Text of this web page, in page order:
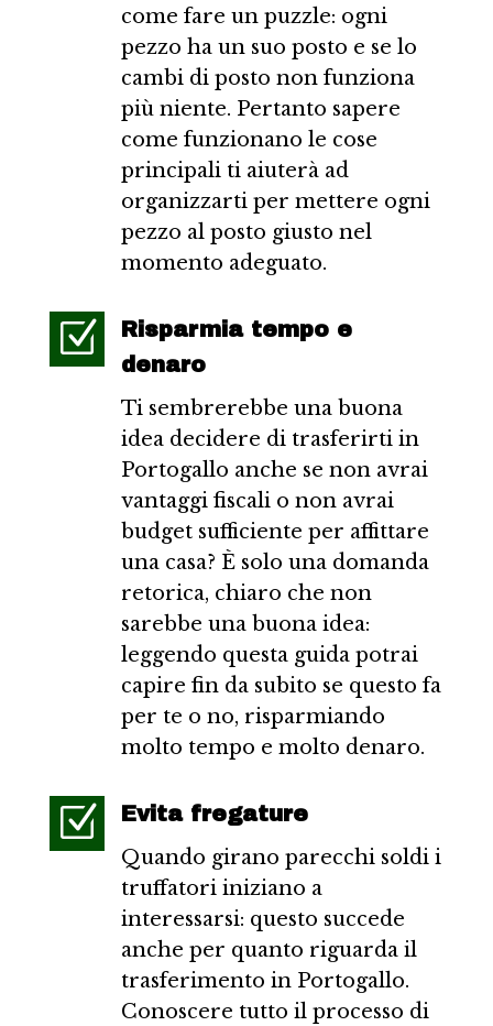
come fare un puzzle: ogni
pezzo ha un suo posto e se lo
cambi di posto non funziona
più niente. Pertanto sapere
come funzionano le cose
principali ti aiuterà ad
organizzarti per mettere ogni
pezzo al posto giusto nel
momento adeguato.
Z
Risparmia tempo e
denaro
Ti sembrerebbe una buona
idea decidere di trasferirti in
Portogallo anche se non avrai
vantaggi fiscali o non avrai
budget sufficiente per affittare
una casa? È solo una domanda
retorica, chiaro che non
sarebbe una buona idea:
leggendo questa guida potrai
capire fin da subito se questo fa
per te o no, risparmiando
molto tempo e molto denaro.
Z
Evita fregature
Quando girano parecchi soldi i
truffatori iniziano a
interessarsi: questo succede
anche per quanto riguarda il
trasferimento in Portogallo.
Conoscere tutto il processo di